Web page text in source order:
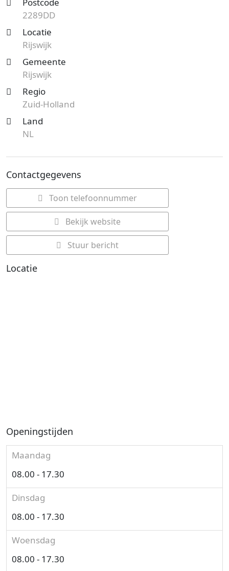
2289DD
Locatie
Rijswijk
Gemeente
Rijswijk
Regio
Zuid-Holland
Land
NL
Contactgegevens
Toon telefoonnummer
Bekijk website
Stuur bericht
Locatie
Openingstijden
Maandag
08.00 - 17.30
Dinsdag
08.00 - 17.30
Woensdag
08.00 - 17.30